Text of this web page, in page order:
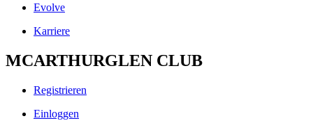
Evolve
Karriere
MCARTHURGLEN CLUB
Registrieren
Einloggen